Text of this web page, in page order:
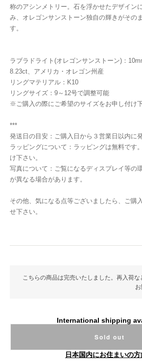
称のアシンメトリー。石を浮かせたデザイン
み、オレゴンサンストーン独自の輝きがその
す。
ラブラドライト(オレゴンサンストーン)：
8.23ct、アメリカ・オレゴン州産
リングマテリアル：K10
リングサイズ：9～12号で調整可能
※ご購入の際にご希望のサイズをお申し付け下
***
発送日の目安：ご購入日から３営業日以内に
ラッピングについて：ラッピングは無料です
け下さい。
写真について：ご覧になるディスプレイ等の
が異なる場合があります。
その他、気になる点等ございましたら、ご購
せ下さい。
こちらの商品は完売いたしました。再入荷な
International shipping
Sold out
日本国内にお住まいの